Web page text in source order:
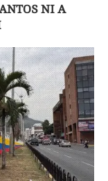
NI A